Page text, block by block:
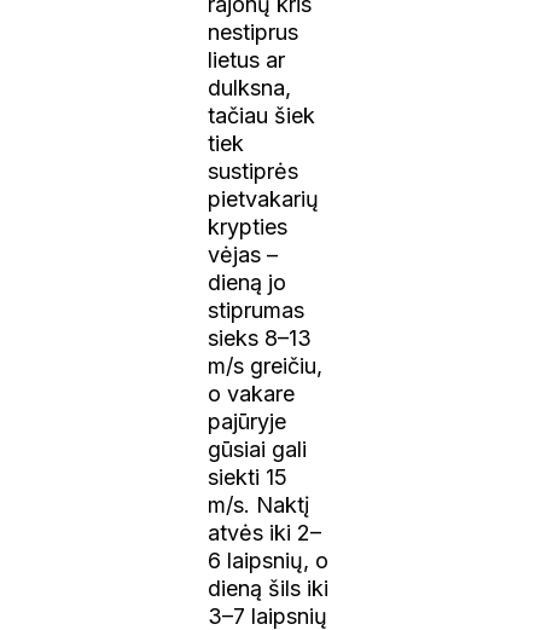
nestiprus
lietus ar
dulksna,
tačiau šiek
tiek
sustiprės
pietvakarių
krypties
vėjas –
dieną jo
stiprumas
sieks 8–13
m/s greičiu,
o vakare
pajūryje
gūsiai gali
siekti 15
m/s. Naktį
atvės iki 2–
6 laipsnių, o
dieną šils iki
3–7 laipsnių